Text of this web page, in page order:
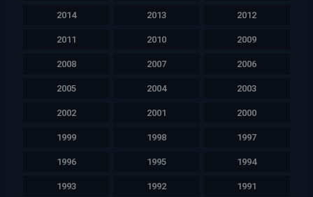
2014 2013 2012
2011 2010 2009
2008 2007 2006
2005 2004 2003
2002 2001 2000
1999 1998 1997
1996 1995 1994
1993 1992 1991